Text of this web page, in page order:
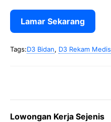
Lamar Sekarang
Tags:D3 Bidan, D3 Rekam Medis
Lowongan Kerja Sejenis